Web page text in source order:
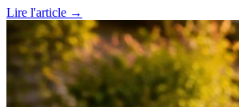
Lire l'article →